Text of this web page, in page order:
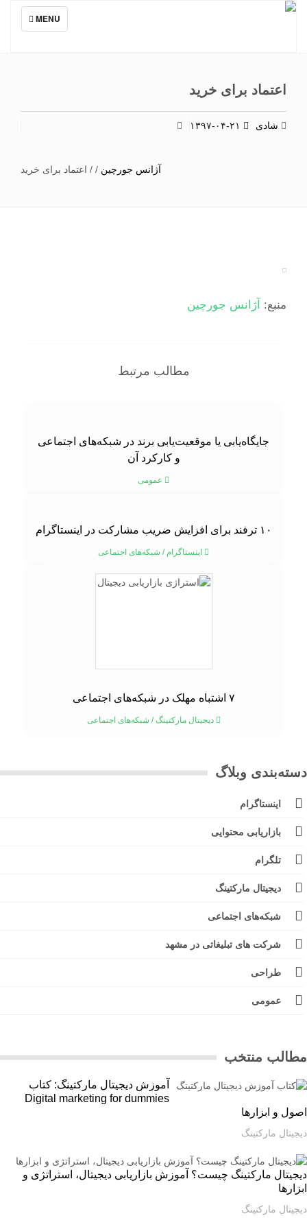
TOGGLE
NAVIGATION
MENU
اعتماد برای خرید
شادی
آژانس جورچین/
/اعتماد برای خرید
منبع:آژانس جورچین
مطالب مرتبط
جایگاه‌یابی یا موقعیت‌یابی برند در شبکه‌های اجتماعی
و کارکرد آن
عمومی
۱۰ ترفند برای افزایش ضریب مشارکت در اینستاگرام
اینستاگرام/شبکه‌های اجتماعی
دیجیتال مارکتینگ/شبکه‌های اجتماعی
وبلاگ
اینستاگرام
بازاریابی محتوایی
تلگرام
دیجیتال مارکتینگ
شبکه‌های اجتماعی
شرکت های تبلیغاتی در مشهد
طراحی
عمومی
منتخب
آموزش دیجیتال مارکتینگ: کتاب
Digital marketing for dummies
و ابزارها
مارکتینگ
مارکتینگ چیست؟ آموزش بازاریابی دیجیتال، استراتژی و
مارکتینگ